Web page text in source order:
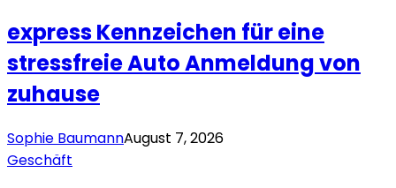
express Kennzeichen für eine
stressfreie Auto Anmeldung von
zuhause
Sophie BaumannAugust 7, 2026
Geschäft